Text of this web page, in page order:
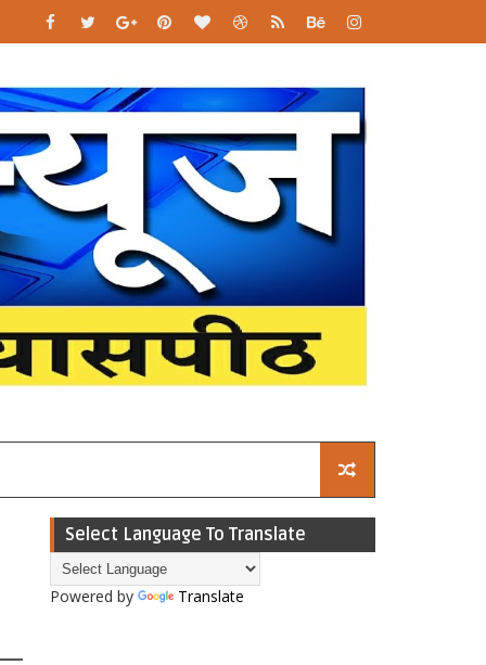
Select Language To Translate
Powered by Translate